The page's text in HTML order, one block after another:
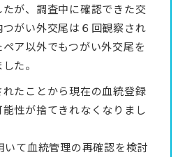
が、調査中に確認できた交
がい外交尾は６回観察され
ア以外でもつがい外交尾を
た。
たことから現在の血統登録
性が捨てきれなくなりまし
て血統管理の再確認を検討